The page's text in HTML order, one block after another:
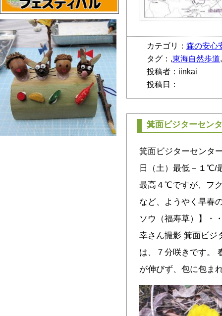
カテゴリ： 森の安心
タグ：, 東海自然歩道
投稿者：iinkai
投稿日：
箕面ビジターセン
箕面ビジターセンタ
日（土）最低－１℃/
最高４℃ですが、フ
など、ようやく早春
ソウ（福寿草）】・
幸さん撮影 箕面ビジ
は、７分咲きです。
が伸びず、包に包ま